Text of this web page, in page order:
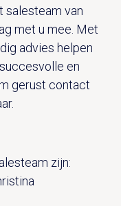
salesteam van
met u mee. Met
advies helpen
en
gerust contact
zijn: